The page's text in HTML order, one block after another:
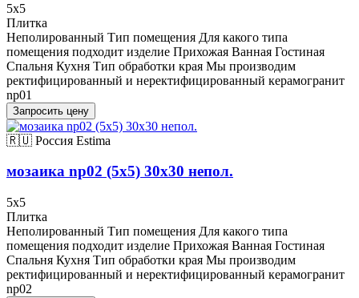
5x5
Плитка
Неполированный Тип помещения Для какого типа
помещения подходит изделие Прихожая Ванная Гостиная
Спальня Кухня Тип обработки края Мы производим
ректифицированный и неректифицированный керамогранит
np01
Запросить цену
🇷🇺 Россия Estima
мозаика np02 (5х5) 30x30 непол.
5x5
Плитка
Неполированный Тип помещения Для какого типа
помещения подходит изделие Прихожая Ванная Гостиная
Спальня Кухня Тип обработки края Мы производим
ректифицированный и неректифицированный керамогранит
np02